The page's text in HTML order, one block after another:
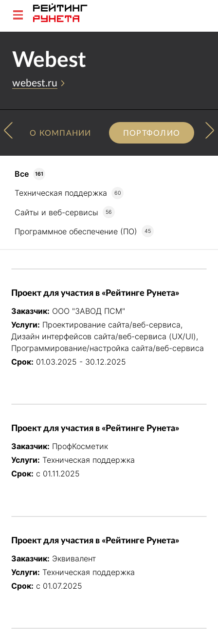
Webest
webest.ru
О КОМПАНИИ ПОРТФОЛИО
Все 161
Техническая поддержка 60
Сайты и веб-сервисы 56
Программное обеспечение (ПО) 45
Проект для участия в «Рейтинге Рунета»
Заказчик: ООО "ЗАВОД ПСМ"
Услуги: Проектирование сайта/веб-сервиса,
Дизайн интерфейсов сайта/веб-сервиса (UX/UI),
Программирование/настройка сайта/веб-сервиса
Срок: 01.03.2025 - 30.12.2025
Проект для участия в «Рейтинге Рунета»
Заказчик: ПрофКосметик
Услуги: Техническая поддержка
Срок: с 01.11.2025
Проект для участия в «Рейтинге Рунета»
Заказчик: Эквивалент
Услуги: Техническая поддержка
Срок: с 01.07.2025